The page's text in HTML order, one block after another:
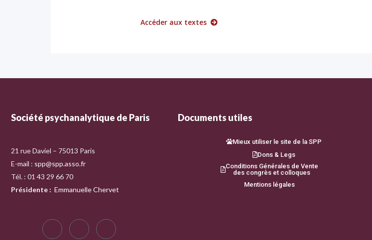
Accéder aux textes
Société psychanalytique de Paris
21 rue Daviel – 75013 Paris
E-mail : spp@spp.asso.fr
Tél. : 01 43 29 66 70
Présidente : Emmanuelle Chervet
Documents utiles
Mieux utiliser le site de la SPP
Dons & Legs
Conditions Générales de Vente
des congrès et colloques
Mentions légales